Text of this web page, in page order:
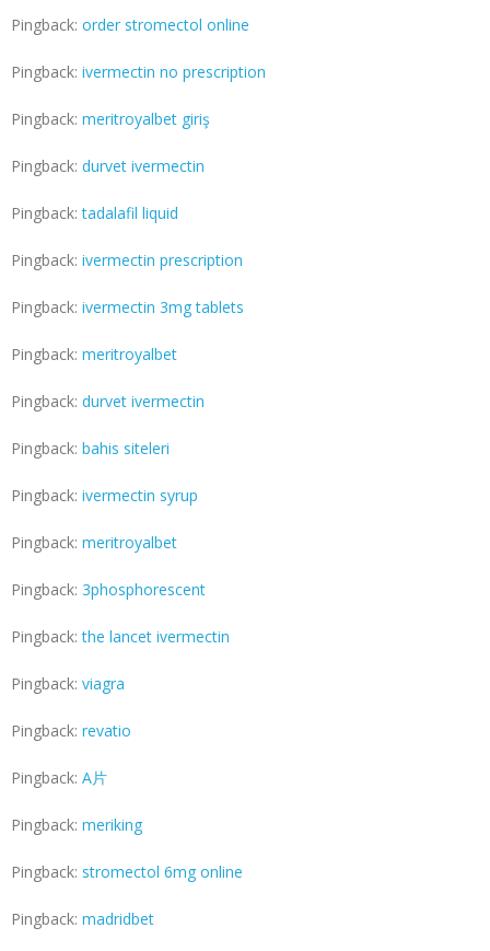
Pingback: order stromectol online
Pingback: ivermectin no prescription
Pingback: meritroyalbet giriş
Pingback: durvet ivermectin
Pingback:tadalafil liquid
Pingback: ivermectin prescription
Pingback: ivermectin 3mg tablets
Pingback: meritroyalbet
Pingback: durvet ivermectin
Pingback: bahis siteleri
Pingback: ivermectin syrup
Pingback: meritroyalbet
Pingback: 3phosphorescent
Pingback:the lancet ivermectin
Pingback: viagra
Pingback: revatio
Pingback: A片
Pingback: meriking
Pingback: stromectol 6mg online
Pingback: madridbet